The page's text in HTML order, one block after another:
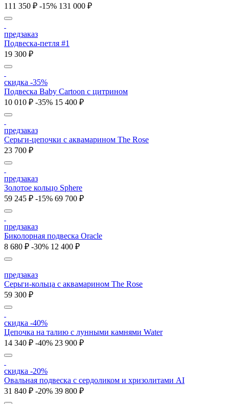
111 350 ₽ -15% 131 000 ₽
предзаказ
Подвеска-петля #1
19 300 ₽
скидка -35%
Подвеска Baby Cartoon с цитрином
10 010 ₽ -35% 15 400 ₽
предзаказ
Серьги-цепочки с аквамарином The Rose
23 700 ₽
предзаказ
Золотое кольцо Sphere
59 245 ₽ -15% 69 700 ₽
предзаказ
Биколорная подвеска Oracle
8 680 ₽ -30% 12 400 ₽
предзаказ
Серьги-кольца с аквамарином The Rose
59 300 ₽
скидка -40%
Цепочка на талию с лунными камнями Water
14 340 ₽ -40% 23 900 ₽
скидка -20%
Овальная подвеска с сердоликом и хризолитами AI
31 840 ₽ -20% 39 800 ₽